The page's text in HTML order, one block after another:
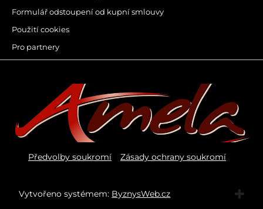
Formulář odstoupení od kupní smlouvy
Použití cookies
Pro partnery
Předvolby soukromí Zásady ochrany soukromí
Vytvořeno systémem: ByznysWeb.cz